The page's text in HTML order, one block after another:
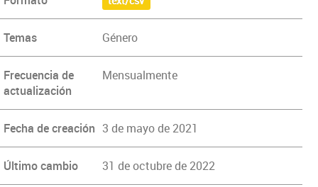
Temas Género
Frecuencia de
actualización
Mensualmente
Fecha de creación 3 de mayo de 2021
Último cambio 31 de octubre de 2022